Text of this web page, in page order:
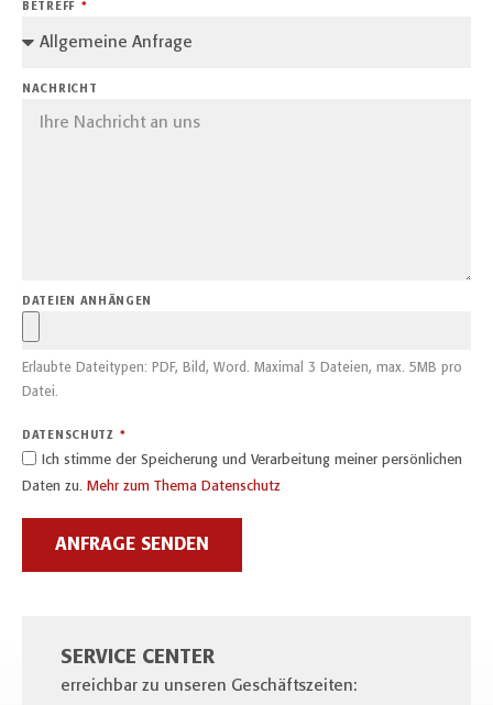
BETREFF
NACHRICHT
DATEIEN ANHÄNGEN
Erlaubte Dateitypen: PDF, Bild, Word. Maximal 3 Dateien, max. 5MB pro
Datei.
DATENSCHUTZ
Ich stimme der Speicherung und Verarbeitung meiner persönlichen
Daten zu. Mehr zum Thema Datenschutz
ANFRAGE SENDEN
SERVICE CENTER
erreichbar zu unseren Geschäftszeiten: